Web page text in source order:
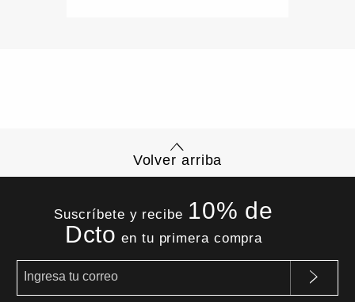
Volver arriba
Suscríbete y recibe 10% de
Dcto en tu primera compra